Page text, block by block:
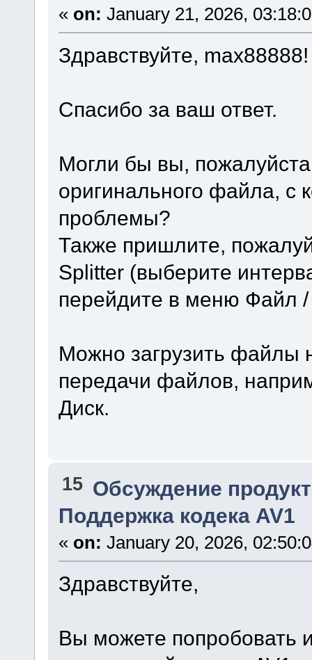
« on: January 21, 2026,
Здравствуйте, max88888!
Спасибо за ваш ответ.
Могли бы вы,
оригинального файла, с
проблемы?
Также пришлите,
Splitter (выберите
перейдите в меню Файл /
Можно загрузить файлы
передачи файлов,
Диск.
15 Обсуждение
Поддержка кодека AV1
« on: January 20, 2026,
Здравствуйте,
Вы можете попробовать